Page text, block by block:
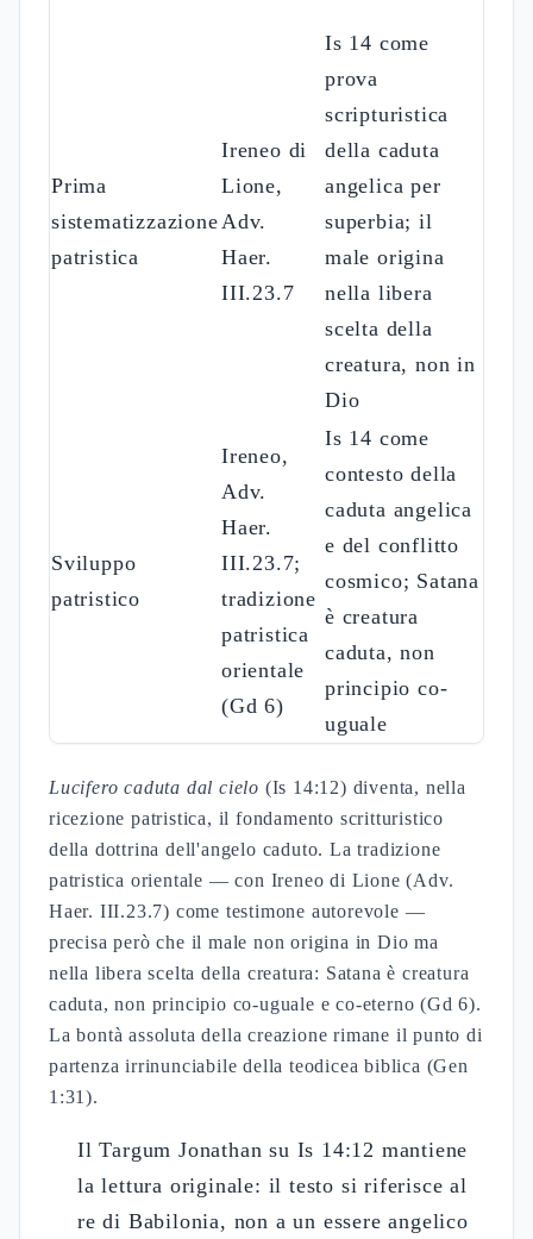
Prima
sistematizzazione
patristica
Ireneo di
Lione,
Adv.
Haer.
III.23.7
Is 14 come
prova
scripturistica
della caduta
angelica per
superbia; il
male origina
nella libera
scelta della
creatura, non in
Dio
Sviluppo
patristico
Ireneo,
Adv.
Haer.
III.23.7;
tradizione
patristica
orientale
(Gd 6)
Is 14 come
contesto della
caduta angelica
e del conflitto
cosmico; Satana
è creatura
caduta, non
principio co-
uguale
Lucifero caduta dal cielo (Is 14:12) diventa, nella
ricezione patristica, il fondamento scritturistico
della dottrina dell'angelo caduto. La tradizione
patristica orientale — con Ireneo di Lione (Adv.
Haer. III.23.7) come testimone autorevole —
precisa però che il male non origina in Dio ma
nella libera scelta della creatura: Satana è creatura
caduta, non principio co-uguale e co-eterno (Gd 6).
La bontà assoluta della creazione rimane il punto di
partenza irrinunciabile della teodicea biblica (Gen
1:31).
Il Targum Jonathan su Is 14:12 mantiene
la lettura originale: il testo si riferisce al
re di Babilonia, non a un essere angelico